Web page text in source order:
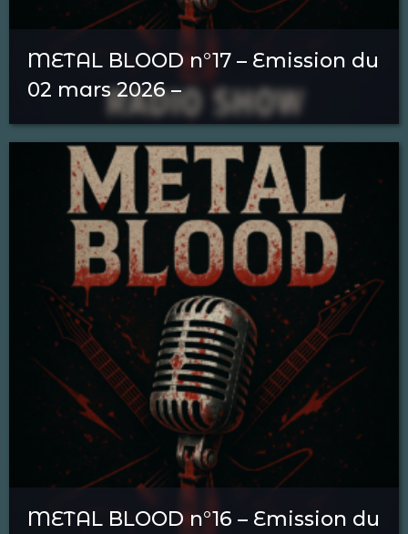
METAL BLOOD n°17 – Emission du
02 mars 2026 –
METAL BLOOD n°16 – Emission du